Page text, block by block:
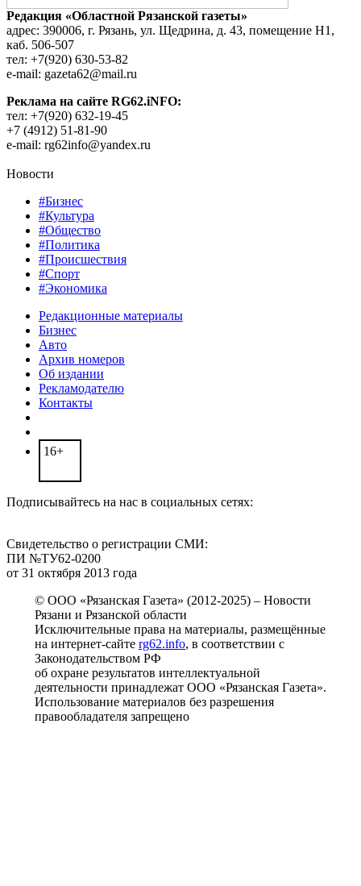
Редакция «Областной Рязанской газеты»
адрес: 390006, г. Рязань, ул. Щедрина, д. 43, помещение Н1,
каб. 506-507
тел: +7(920) 630-53-82
e-mail: gazeta62@mail.ru
Реклама на сайте RG62.iNFO:
тел: +7(920) 632-19-45
+7 (4912) 51-81-90
e-mail: rg62info@yandex.ru
Новости
#Бизнес
#Культура
#Общество
#Политика
#Происшествия
#Спорт
#Экономика
Редакционные материалы
Бизнес
Авто
Архив номеров
Об издании
Рекламодателю
Контакты
16+
Подписывайтесь на нас в социальных сетях:
Свидетельство о регистрации СМИ:
ПИ №ТУ62-0200
от 31 октября 2013 года
© ООО «Рязанская Газета» (2012-2025) – Новости
Рязани и Рязанской области
Исключительные права на материалы, размещённые
на интернет-сайте rg62.info, в соответствии с
Законодательством РФ
об охране результатов интеллектуальной
деятельности принадлежат ООО «Рязанская Газета».
Использование материалов без разрешения
правообладателя запрещено